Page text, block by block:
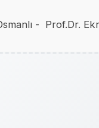
- Prof.Dr.